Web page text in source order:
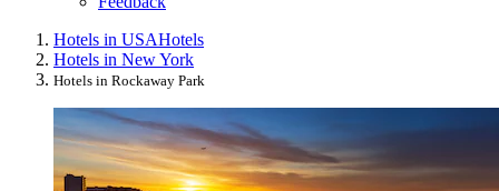
Hotels in USAHotels
Hotels in New York
Hotels in Rockaway Park